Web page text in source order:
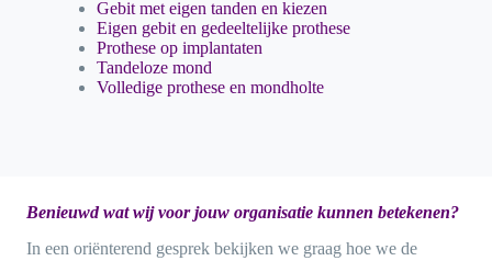
Gebit met eigen tanden en kiezen
Eigen gebit en gedeeltelijke prothese
Prothese op implantaten
Tandeloze mond
Volledige prothese en mondholte
Benieuwd wat wij voor jouw organisatie kunnen betekenen?
In een oriënterend gesprek bekijken we graag hoe we de